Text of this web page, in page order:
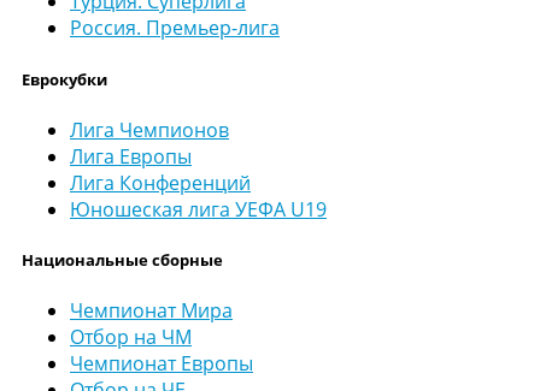
Россия. Премьер-лига
Еврокубки
Лига Чемпионов
Лига Европы
Лига Конференций
Юношеская лига УЕФА U19
Национальные сборные
Чемпионат Мира
Отбор на ЧМ
Чемпионат Европы